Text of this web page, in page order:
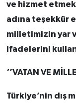
ve hizmet
adına teşekkür
milletimizin yar
ifadelerini
‘’VATAN VE
Türkiye’nin dış